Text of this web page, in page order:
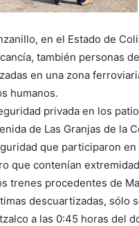
en el Estado de
también personas
en una zona
humanos.
privada en los
de Las Granjas de la
que participaron
que contenían
trenes procedentes de
descuartizadas, sólo
a las 0:45 horas del